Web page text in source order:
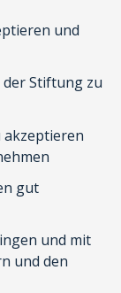
und
der Stiftung zu
akzeptieren
gut
und mit
und den